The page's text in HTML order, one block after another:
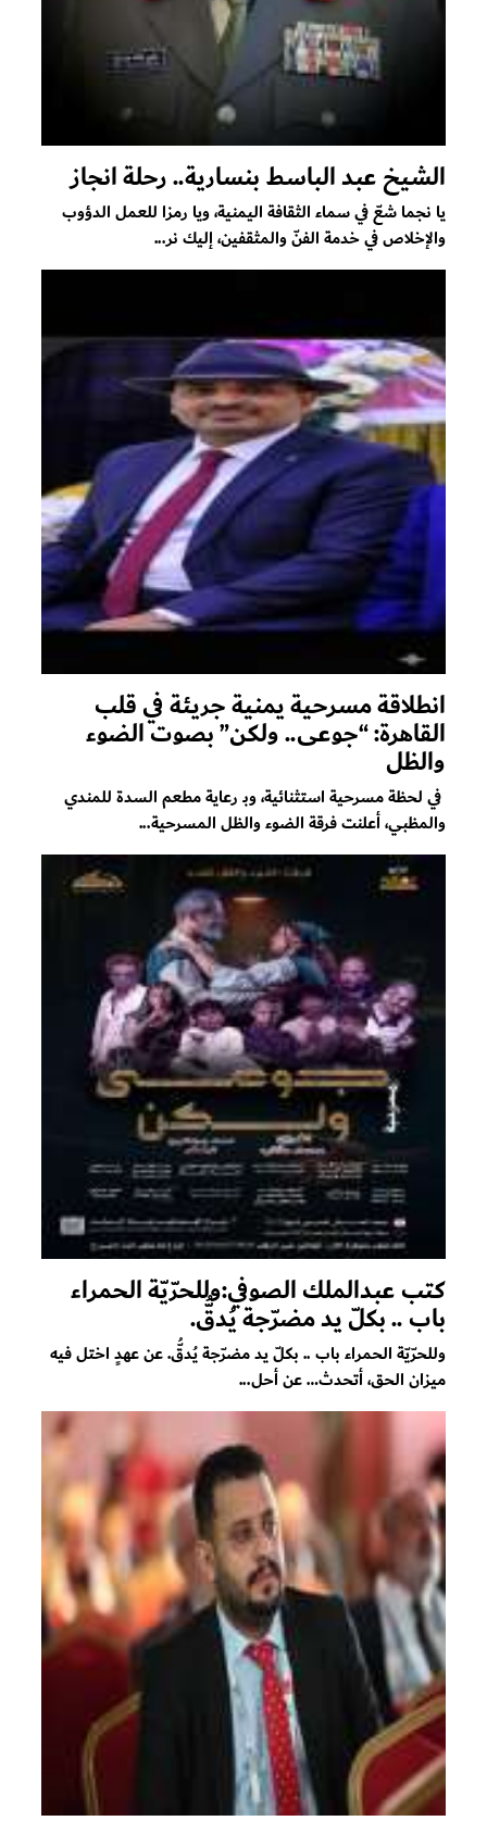
الشيخ عبد الباسط بنسارية.. رحلة انجاز
يا نجما شعّ في سماء الثقافة اليمنية، ويا رمزا للعمل الدؤوب
والإخلاص في خدمة الفنّ والمثقفين، إليك نر...
انطلاقة مسرحية يمنية جريئة في قلب
القاهرة: “جوعى.. ولكن” بصوت الضوء
والظل
في لحظة مسرحية استثنائية، وبـ رعاية مطعم السدة للمندي
والمظبي، أعلنت فرقة الضوء والظل المسرحية...
كتب عبدالملك الصوفي:وللحرّيّة الحمراء
باب .. بكلّ يد مضرّجة يُدقُّ.
وللحرّيّة الحمراء باب .. بكلّ يد مضرّجة يُدقُّ. عن عهدٍ اختل فيه
ميزان الحق، أتحدث… عن أحل...